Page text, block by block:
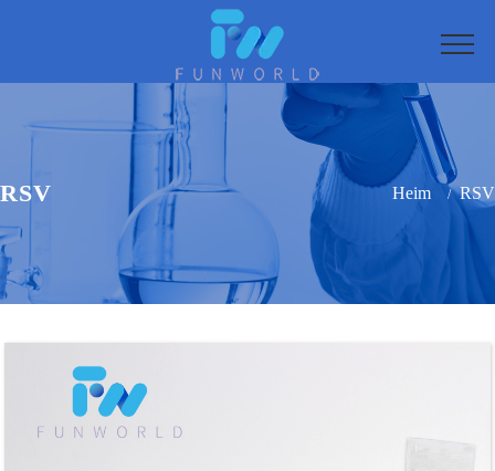
RSV Heim RSV